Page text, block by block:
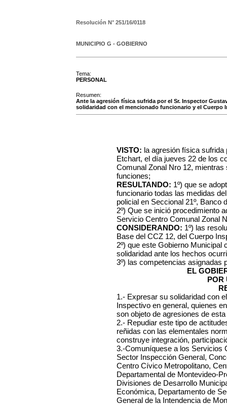
Resolución N° 251/16/0118
MUNICIPIO G - GOBIERNO
Tema:
PERSONAL
Resumen:
Ante la agresión física sufrida por el Sr. Inspector
solidaridad con el mencionado funcionario y el Cuerpo
VISTO: la agresión física
Etchart, el día jueves 22 de los
Comunal Zonal Nro 12,
funciones;
RESULTANDO: 1º) que se
funcionario todas las medidas
policial en Seccional 21º, Banco
2º) Que se inició procedimiento
Servicio Centro Comunal Zonal
CONSIDERANDO: 1º) las
Base del CCZ 12, del Cuerpo
2º) que este Gobierno
solidaridad ante los hechos
3º) las competencias asignadas
EL
POR
1.- Expresar su solidaridad con
Inspectivo en general, quienes
son objeto de agresiones de
2.- Repudiar este tipo de
reñidas con las elementales
construye integración,
3.-Comuníquese a los Servicios
Sector Inspección General,
Centro Cívico Metropolitano,
Departamental de Montevideo-
Divisiones de Desarrollo
Económica, Departamento de
General de la Intendencia de